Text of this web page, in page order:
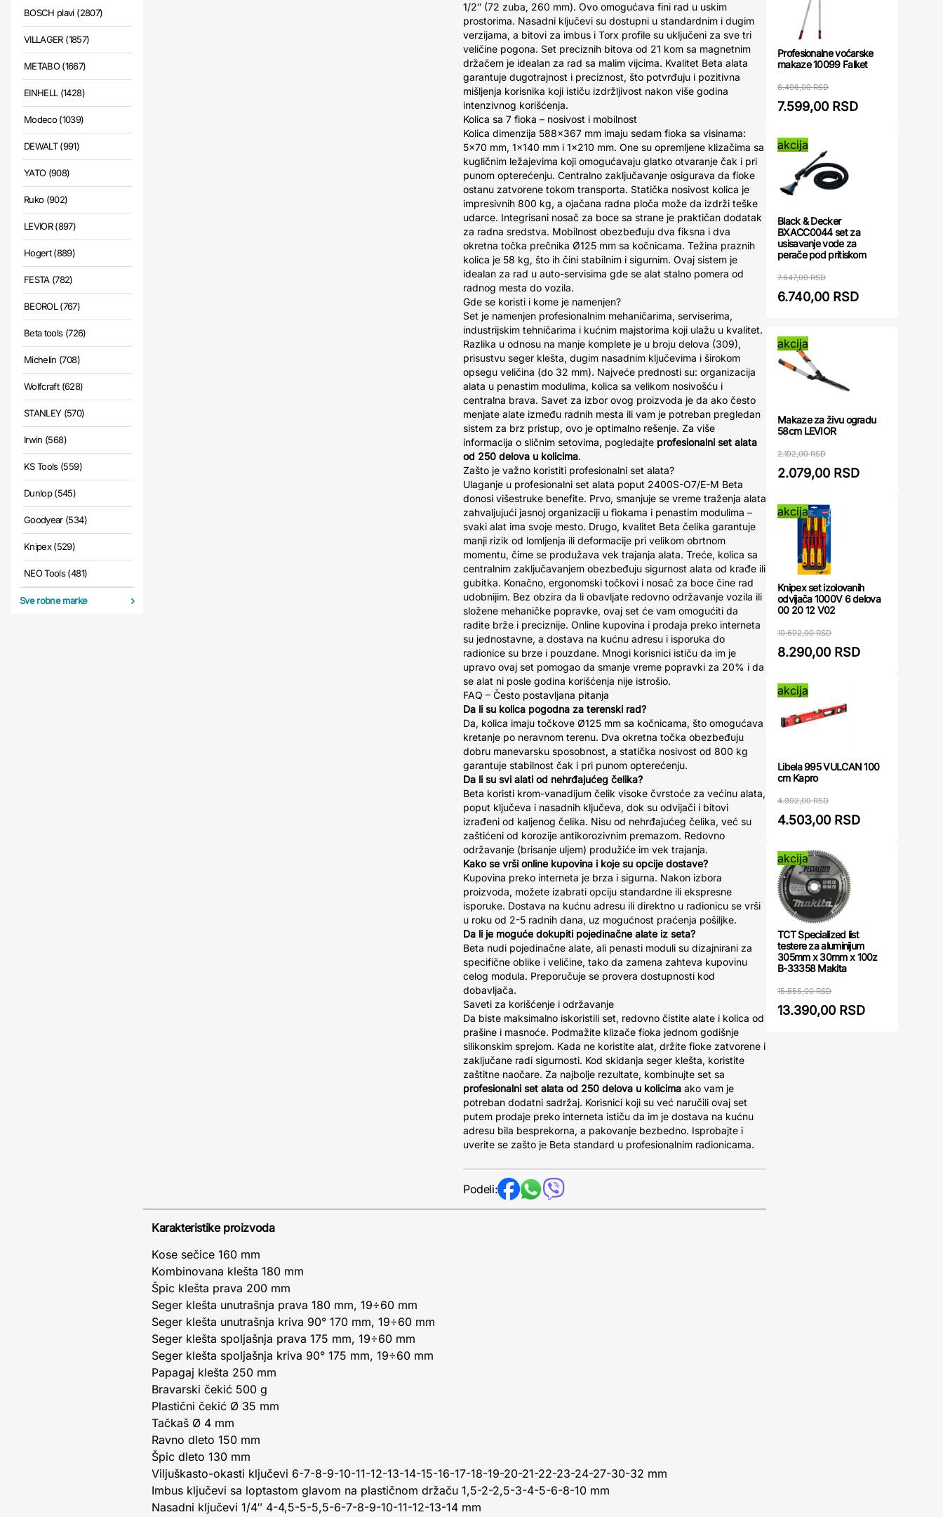
BOSCH plavi (2807)
VILLAGER (1857)
METABO (1667)
EINHELL (1428)
Modeco (1039)
DEWALT (991)
YATO (908)
Ruko (902)
LEVIOR (897)
Hogert (889)
FESTA (782)
BEOROL (767)
Beta tools (726)
Michelin (708)
Wolfcraft (628)
STANLEY (570)
Irwin (568)
KS Tools (559)
Dunlop (545)
Goodyear (534)
Knipex (529)
NEO Tools (481)
Sve robne marke
1/2″ (72 zuba, 260 mm). Ovo omogućava fini rad u uskim
prostorima. Nasadni ključevi su dostupni u standardnim i dugim
verzijama, a bitovi za imbus i Torx profile su uključeni za sve tri
veličine pogona. Set preciznih bitova od 21 kom sa magnetnim
držačem je idealan za rad sa malim vijcima. Kvalitet Beta alata
garantuje dugotrajnost i preciznost, što potvrđuju i pozitivna
mišljenja korisnika koji ističu izdržljivost nakon više godina
intenzivnog korišćenja.
Kolica sa 7 fioka – nosivost i mobilnost
Kolica dimenzija 588×367 mm imaju sedam fioka sa visinama:
5×70 mm, 1×140 mm i 1×210 mm. One su opremljene klizačima sa
kugličnim ležajevima koji omogućavaju glatko otvaranje čak i pri
punom opterećenju. Centralno zaključavanje osigurava da fioke
ostanu zatvorene tokom transporta. Statička nosivost kolica je
impresivnih 800 kg, a ojačana radna ploča može da izdrži teške
udarce. Integrisani nosač za boce sa strane je praktičan dodatak
za radna sredstva. Mobilnost obezbeđuju dva fiksna i dva
okretna točka prečnika Ø125 mm sa kočnicama. Težina praznih
kolica je 58 kg, što ih čini stabilnim i sigurnim. Ovaj sistem je
idealan za rad u auto-servisima gde se alat stalno pomera od
radnog mesta do vozila.
Gde se koristi i kome je namenjen?
Set je namenjen profesionalnim mehaničarima, serviserima,
industrijskim tehničarima i kućnim majstorima koji ulažu u kvalitet.
Razlika u odnosu na manje komplete je u broju delova (309),
prisustvu seger klešta, dugim nasadnim ključevima i širokom
opsegu veličina (do 32 mm). Najveće prednosti su: organizacija
alata u penastim modulima, kolica sa velikom nosivošću i
centralna brava. Savet za izbor ovog proizvoda je da ako često
menjate alate između radnih mesta ili vam je potreban pregledan
sistem za brz pristup, ovo je optimalno rešenje. Za više
informacija o sličnim setovima, pogledajte profesionalni set alata
od 250 delova u kolicima.
Zašto je važno koristiti profesionalni set alata?
Ulaganje u profesionalni set alata poput 2400S-O7/E-M Beta
donosi višestruke benefite. Prvo, smanjuje se vreme traženja alata
zahvaljujući jasnoj organizaciji u fiokama i penastim modulima –
svaki alat ima svoje mesto. Drugo, kvalitet Beta čelika garantuje
manji rizik od lomljenja ili deformacije pri velikom obrtnom
momentu, čime se produžava vek trajanja alata. Treće, kolica sa
centralnim zaključavanjem obezbeđuju sigurnost alata od krađe ili
gubitka. Konačno, ergonomski točkovi i nosač za boce čine rad
udobnijim. Bez obzira da li obavljate redovno održavanje vozila ili
složene mehaničke popravke, ovaj set će vam omogućiti da
radite brže i preciznije. Online kupovina i prodaja preko interneta
su jednostavne, a dostava na kućnu adresu i isporuka do
radionice su brze i pouzdane. Mnogi korisnici ističu da im je
upravo ovaj set pomogao da smanje vreme popravki za 20% i da
se alat ni posle godina korišćenja nije istrošio.
FAQ – Često postavljana pitanja
Da li su kolica pogodna za terenski rad?
Da, kolica imaju točkove Ø125 mm sa kočnicama, što omogućava
kretanje po neravnom terenu. Dva okretna točka obezbeđuju
dobru manevarsku sposobnost, a statička nosivost od 800 kg
garantuje stabilnost čak i pri punom opterećenju.
Da li su svi alati od nehrđajućeg čelika?
Beta koristi krom-vanadijum čelik visoke čvrstoće za većinu alata,
poput ključeva i nasadnih ključeva, dok su odvijači i bitovi
izrađeni od kaljenog čelika. Nisu od nehrđajućeg čelika, već su
zaštićeni od korozije antikorozivnim premazom. Redovno
održavanje (brisanje uljem) produžiće im vek trajanja.
Kako se vrši online kupovina i koje su opcije dostave?
Kupovina preko interneta je brza i sigurna. Nakon izbora
proizvoda, možete izabrati opciju standardne ili ekspresne
isporuke. Dostava na kućnu adresu ili direktno u radionicu se vrši
u roku od 2-5 radnih dana, uz mogućnost praćenja pošiljke.
Da li je moguće dokupiti pojedinačne alate iz seta?
Beta nudi pojedinačne alate, ali penasti moduli su dizajnirani za
specifične oblike i veličine, tako da zamena zahteva kupovinu
celog modula. Preporučuje se provera dostupnosti kod
dobavljača.
Saveti za korišćenje i održavanje
Da biste maksimalno iskoristili set, redovno čistite alate i kolica od
prašine i masnoće. Podmažite klizače fioka jednom godišnje
silikonskim sprejom. Kada ne koristite alat, držite fioke zatvorene i
zaključane radi sigurnosti. Kod skidanja seger klešta, koristite
zaštitne naočare. Za najbolje rezultate, kombinujte set sa
profesionalni set alata od 250 delova u kolicima ako vam je
potreban dodatni sadržaj. Korisnici koji su već naručili ovaj set
putem prodaje preko interneta ističu da im je dostava na kućnu
adresu bila besprekorna, a pakovanje bezbedno. Isprobajte i
uverite se zašto je Beta standard u profesionalnim radionicama.
Podeli:
Karakteristike proizvoda
Kose sečice 160 mm
Kombinovana klešta 180 mm
Špic klešta prava 200 mm
Seger klešta unutrašnja prava 180 mm, 19÷60 mm
Seger klešta unutrašnja kriva 90° 170 mm, 19÷60 mm
Seger klešta spoljašnja prava 175 mm, 19÷60 mm
Seger klešta spoljašnja kriva 90° 175 mm, 19÷60 mm
Papagaj klešta 250 mm
Bravarski čekić 500 g
Plastični čekić Ø 35 mm
Tačkaš Ø 4 mm
Ravno dleto 150 mm
Špic dleto 130 mm
Viljuškasto-okasti ključevi 6-7-8-9-10-11-12-13-14-15-16-17-18-19-20-21-22-23-24-27-30-32 mm
Imbus ključevi sa loptastom glavom na plastičnom držaču 1,5-2-2,5-3-4-5-6-8-10 mm
Nasadni ključevi 1/4″ 4-4,5-5-5,5-6-7-8-9-10-11-12-13-14 mm
Profesionalne voćarske
makaze 10099 Falket
8.496,00 RSD
7.599,00 RSD
akcija
Black & Decker
BXACC0044 set za
usisavanje vode za
perače pod pritiskom
7.647,00 RSD
6.740,00 RSD
akcija
Makaze za živu ogradu
58cm LEVIOR
2.192,00 RSD
2.079,00 RSD
akcija
Knipex set izolovanih
odvijača 1000V 6 delova
00 20 12 V02
10.692,00 RSD
8.290,00 RSD
akcija
Libela 995 VULCAN 100
cm Kapro
4.992,00 RSD
4.503,00 RSD
akcija
TCT Specialized list
testere za aluminijum
305mm x 30mm x 100z
B-33358 Makita
15.555,00 RSD
13.390,00 RSD